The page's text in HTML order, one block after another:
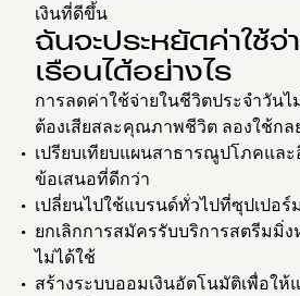
เงินที่ดีขึ้น
ฉันจะประหยัดค่าใช้จ่
เรือนได้อย่างไร
การลดค่าใช้จ่ายในชีวิตประจำวัน
ต้องเสียสละคุณภาพชีวิต ลองใช้กล
เปรียบเทียบแผนสาธารณูปโภคและ
ข้อเสนอที่ดีกว่า
เปลี่ยนไปใช้แบรนด์ทั่วไปที่ซุปเปอร์
ยกเลิกการสมัครรับบริการสตรีมมิ่
ไม่ได้ใช้
สร้างระบบออมเงินอัตโนมัติเพื่อใ